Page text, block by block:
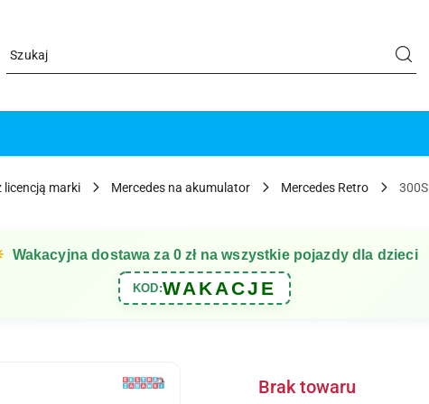
licencją marki Mercedes na akumulator Mercedes Retro 300S
Wakacyjna dostawa za 0 zł na wszystkie pojazdy dla dzieci
KOD:WAKACJE
Brak towaru